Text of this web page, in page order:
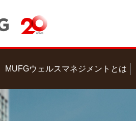
MUFGウェルスマネジメントとは